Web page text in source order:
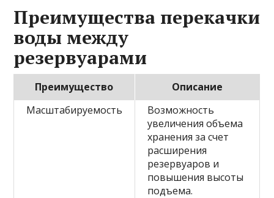
Преимущества перекачки
воды между
резервуарами
Преимущество
Описание
Масштабируемость
Возможность
увеличения объема
хранения за счет
расширения
резервуаров и
повышения высоты
подъема.